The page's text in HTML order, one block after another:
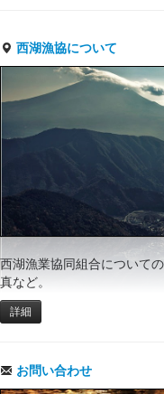
西湖漁協について
西湖漁業協同組合について
真など。
詳細
お問い合わせ